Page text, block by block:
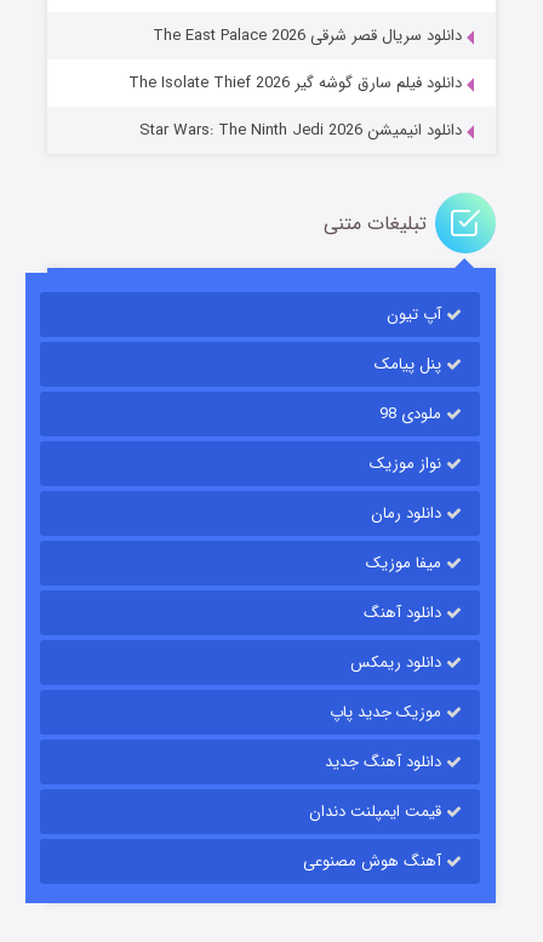
خاندان اژدها فصل ۳
قسمت۶ (زیرنویس) منتشر شد
باب اسفنجی فصل ۱۷
قسمت
دانلود سریال قصر شرقی The East Palace 2026
دانلود فیلم سارق گوشه گیر The Isolate Thief 2026
دانلود انیمیشن Star Wars: The Ninth Jedi 2026
تبلیغات متنی
آپ تیون
پنل پیامک
ملودی 98
نواز موزیک
دانلود رمان
میفا موزیک
دانلود آهنگ
دانلود ریمکس
موزیک جدید پاپ
دانلود آهنگ جدید
قیمت ایمپلنت دندان
آهنگ هوش مصنوعی